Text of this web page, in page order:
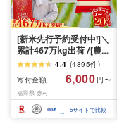
[新米先行予約受付中!]＼
累計467万kg出荷 /[農家
応援米]訳あり 令和7年産
令和8年産ふくきらり 夢
つくし 5kg 10kg 15kg
20kg [選べる品種・内容
量・出荷時期]複数原料
米 白米 精米 国産 限定
4.4 (4895件)
寄付金額
6,000 円〜
福岡県 赤村
5サイトで比較